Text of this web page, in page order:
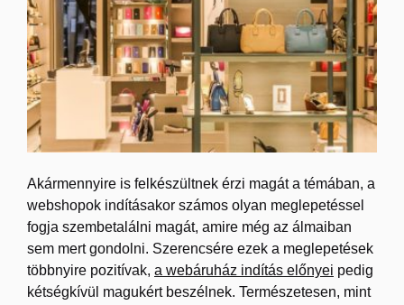
Akármennyire is felkészültnek érzi magát a témában, a
webshopok indításakor számos olyan meglepetéssel
fogja szembetalálni magát, amire még az álmaiban
sem mert gondolni. Szerencsére ezek a meglepetések
többnyire pozitívak, a webáruház indítás előnyei pedig
kétségkívül magukért beszélnek. Természetesen, mint